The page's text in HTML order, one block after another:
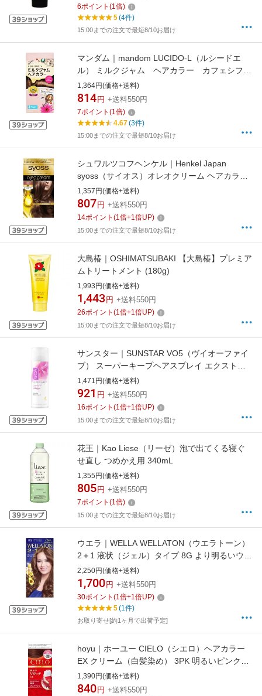
6ポイント (1倍)
5(4件)
15:00までの注文で最短8/10お届け
マンダム｜mandom LUCIDO-L（ルシードエ
ル） ミルクジャム ヘアカラー カフェシフォ
ン 〔ヘアカラー〕【rb_pcp】
1,364円(価格+送料)
814 円 +送料550円
7ポイント (1倍)
4.67(3件)
15:00までの注文で最短8/10お届け
シュワルツコフヘンケル｜Henkel Japan
syoss（サイオス）オレオクリーム ヘアカラー
（白髪染め） 2P パールピンク
1,357円(価格+送料)
807 円 +送料550円
14ポイント (1倍+1倍UP)
15:00までの注文で最短8/10お届け
大島椿｜OSHIMATSUBAKI 【大島椿】プレミア
ムトリートメント (180g)
1,993円(価格+送料)
1,443 円 +送料550円
26ポイント (1倍+1倍UP)
15:00までの注文で最短8/10お届け
サンスター｜SUNSTAR VO5（ヴイオーファイ
ブ） スーパーキープヘアスプレイ エクストラ
ハード (330g)〔スタイリング剤〕 パールロー
ズの香り
1,471円(価格+送料)
921 円 +送料550円
16ポイント (1倍+1倍UP)
15:00までの注文で最短8/10お届け
花王｜Kao Liese（リーゼ）泡で出てくる寝ぐ
せ直し つめかえ用 340mL
1,355円(価格+送料)
805 円 +送料550円
7ポイント (1倍)
15:00までの注文で最短8/10お届け
ウエラ｜WELLA WELLATON（ウエラトーン）
2＋1 液状（ジェル）タイプ 8G より明るいウォ
ームブラウン
2,250円(価格+送料)
1,700 円 +送料550円
30ポイント (1倍+1倍UP)
5(1件)
お取り寄せ[約1ヶ月で出荷予定]
hoyu｜ホーユー CIELO（シエロ）ヘアカラー
EX クリーム（白髪染め） 3PK 明るいピンクブ
ラウン
1,390円(価格+送料)
840 円 +送料550円